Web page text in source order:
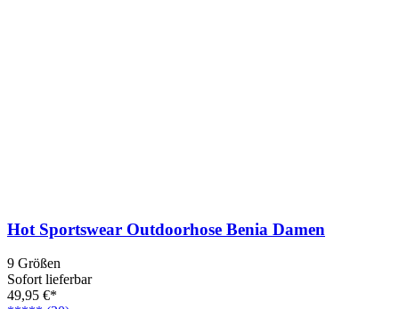
Hot Sportswear Outdoorhose Benia Damen
9 Größen
Sofort lieferbar
49,95 €*